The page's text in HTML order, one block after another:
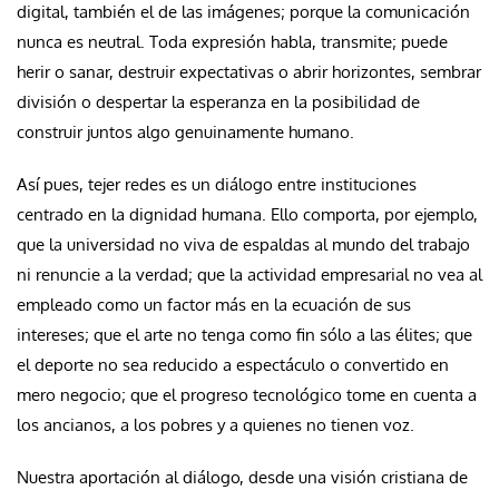
digital, también el de las imágenes; porque la comunicación
nunca es neutral. Toda expresión habla, transmite; puede
herir o sanar, destruir expectativas o abrir horizontes, sembrar
división o despertar la esperanza en la posibilidad de
construir juntos algo genuinamente humano.
Así pues, tejer redes es un diálogo entre instituciones
centrado en la dignidad humana. Ello comporta, por ejemplo,
que la universidad no viva de espaldas al mundo del trabajo
ni renuncie a la verdad; que la actividad empresarial no vea al
empleado como un factor más en la ecuación de sus
intereses; que el arte no tenga como fin sólo a las élites; que
el deporte no sea reducido a espectáculo o convertido en
mero negocio; que el progreso tecnológico tome en cuenta a
los ancianos, a los pobres y a quienes no tienen voz.
Nuestra aportación al diálogo, desde una visión cristiana de